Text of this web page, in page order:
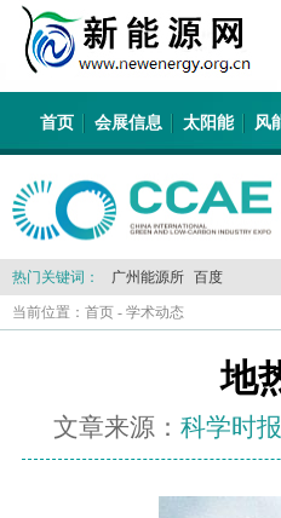
首页 会展信息 太阳能 风
热门关键词： 广州能源所 百度
当前位置： 首页 - 学术动态
地
文章来源： 科学时报